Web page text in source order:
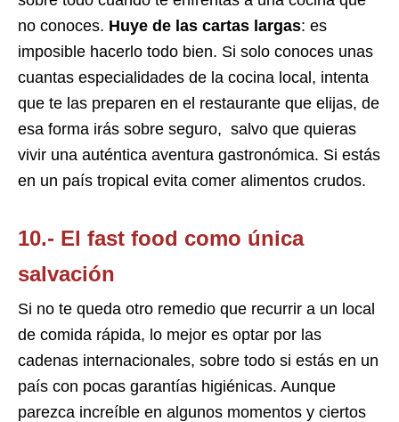
no conoces. Huye de las cartas largas: es
imposible hacerlo todo bien. Si solo conoces unas
cuantas especialidades de la cocina local, intenta
que te las preparen en el restaurante que elijas, de
esa forma irás sobre seguro, salvo que quieras
vivir una auténtica aventura gastronómica. Si estás
en un país tropical evita comer alimentos crudos.
10.- El fast food como única
salvación
Si no te queda otro remedio que recurrir a un local
de comida rápida, lo mejor es optar por las
cadenas internacionales, sobre todo si estás en un
país con pocas garantías higiénicas. Aunque
parezca increíble en algunos momentos y ciertos